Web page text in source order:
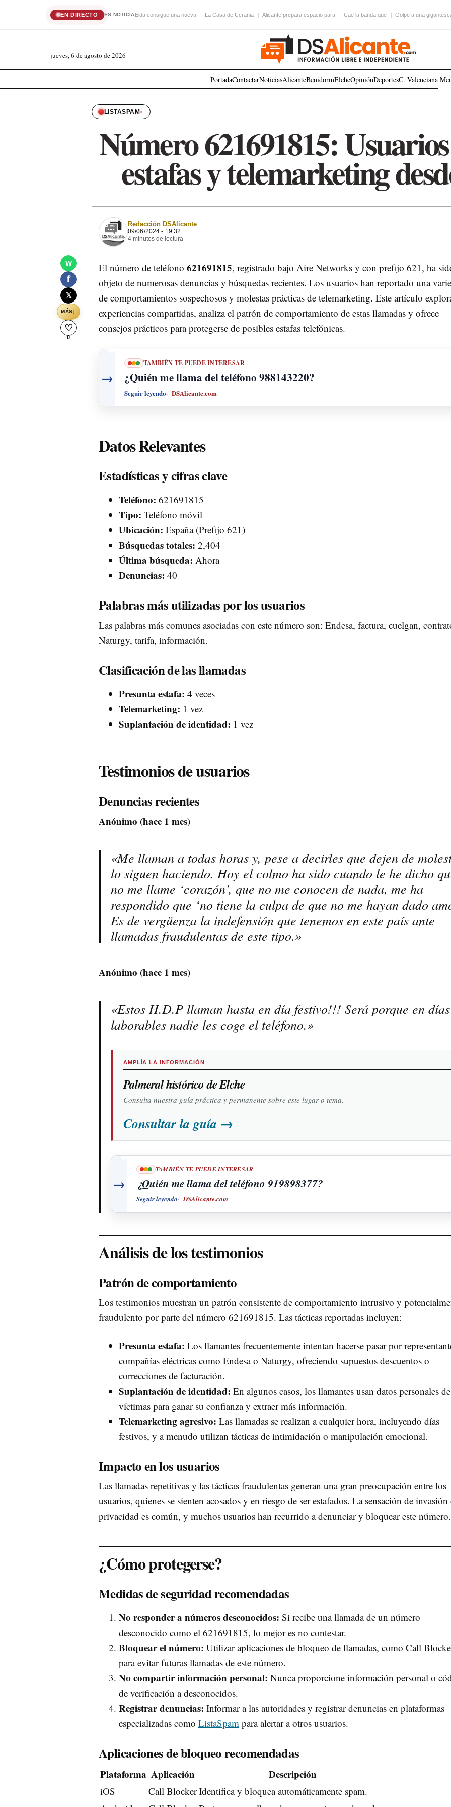
EN DIRECTO ES NOTICIAElda consigue una nueva La Casa de Ucrania Alicante prepara espacio para Cae la banda que Golpe a una
jueves, 6 de agosto de 2026
PortadaContactarNoticiasAlicanteBenidormElcheOpiniónDeportesC. Valenciana
LISTASPAM›
Número 621691815:
estafas y telemarketing
W
f
𝕏
MÁS↓
♡
0
Redacción DSAlicante
09/06/2024 - 19:32
4 minutos de lectura
El número de teléfono 621691815, registrado bajo Aire Networks y con prefijo 621, ha
objeto de numerosas denuncias y búsquedas recientes. Los usuarios han reportado una
de comportamientos sospechosos y molestas prácticas de telemarketing. Este artículo
experiencias compartidas, analiza el patrón de comportamiento de estas llamadas y ofrece
consejos prácticos para protegerse de posibles estafas telefónicas.
→
TAMBIÉN TE PUEDE INTERESAR
¿Quién me llama del teléfono 988143220?
Seguir leyendo DSAlicante.com
Datos Relevantes
Estadísticas y cifras clave
Teléfono: 621691815
Tipo: Teléfono móvil
Ubicación: España (Prefijo 621)
Búsquedas totales: 2,404
Última búsqueda: Ahora
Denuncias: 40
Palabras más utilizadas por los usuarios
Las palabras más comunes asociadas con este número son: Endesa, factura, cuelgan,
Naturgy, tarifa, información.
Clasificación de las llamadas
Presunta estafa: 4 veces
Telemarketing: 1 vez
Suplantación de identidad: 1 vez
Testimonios de usuarios
Denuncias recientes
Anónimo (hace 1 mes)
«Me llaman a todas horas y, pese a decirles que dejen de
lo siguen haciendo. Hoy el colmo ha sido cuando le he dicho
no me llame ‘corazón’, que no me conocen de nada, me ha
respondido que ‘no tiene la culpa de que no me hayan dado
Es de vergüenza la indefensión que tenemos en este país ante
llamadas fraudulentas de este tipo.»
Anónimo (hace 1 mes)
«Estos H.D.P llaman hasta en día festivo!!! Será porque en días
laborables nadie les coge el teléfono.»
AMPLÍA LA INFORMACIÓN
Palmeral histórico de Elche
Consulta nuestra guía práctica y permanente sobre este lugar o tema.
Consultar la guía →
→
TAMBIÉN TE PUEDE INTERESAR
¿Quién me llama del teléfono 919898377?
Seguir leyendo DSAlicante.com
Análisis de los testimonios
Patrón de comportamiento
Los testimonios muestran un patrón consistente de comportamiento intrusivo y
fraudulento por parte del número 621691815. Las tácticas reportadas incluyen:
Presunta estafa: Los llamantes frecuentemente intentan hacerse pasar por
compañías eléctricas como Endesa o Naturgy, ofreciendo supuestos descuentos o
correcciones de facturación.
Suplantación de identidad: En algunos casos, los llamantes usan datos personales
víctimas para ganar su confianza y extraer más información.
Telemarketing agresivo: Las llamadas se realizan a cualquier hora, incluyendo días
festivos, y a menudo utilizan tácticas de intimidación o manipulación emocional.
Impacto en los usuarios
Las llamadas repetitivas y las tácticas fraudulentas generan una gran preocupación entre los
usuarios, quienes se sienten acosados y en riesgo de ser estafados. La sensación de invasión
privacidad es común, y muchos usuarios han recurrido a denunciar y bloquear este número.
¿Cómo protegerse?
Medidas de seguridad recomendadas
No responder a números desconocidos: Si recibe una llamada de un número
desconocido como el 621691815, lo mejor es no contestar.
Bloquear el número: Utilizar aplicaciones de bloqueo de llamadas, como Call
para evitar futuras llamadas de este número.
No compartir información personal: Nunca proporcione información personal o
de verificación a desconocidos.
Registrar denuncias: Informar a las autoridades y registrar denuncias en plataformas
especializadas como ListaSpam para alertar a otros usuarios.
Aplicaciones de bloqueo recomendadas
Plataforma Aplicación Descripción
iOS Call BlockerIdentifica y bloquea automáticamente spam.